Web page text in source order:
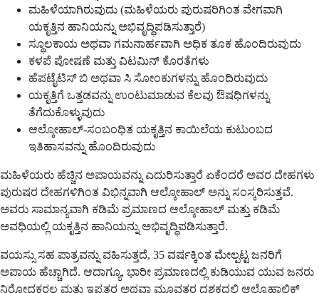
ಮಹಿಳೆಯಾಗಿರುವುದು (ಮಹಿಳೆಯರು ಪುರುಷರಿಗಿಂತ ವೇಗವಾಗಿ
ಯಕೃತ್ತಿನ ಹಾನಿಯನ್ನು ಅಭಿವೃದ್ಧಿಪಡಿಸುತ್ತಾರೆ)
ಸ್ಥೂಲಕಾಯ ಅಥವಾ ಗಮನಾರ್ಹವಾಗಿ ಅಧಿಕ ತೂಕ ಹೊಂದಿರುವುದು
ಕಳಪೆ ಪೋಷಣೆ ಮತ್ತು ವಿಟಮಿನ್ ಕೊರತೆಗಳು
ಹೆಪಟೈಟಿಸ್ ಬಿ ಅಥವಾ ಸಿ ಸೋಂಕುಗಳನ್ನು ಹೊಂದಿರುವುದು
ಯಕೃತ್ತಿಗೆ ಒತ್ತಡವನ್ನು ಉಂಟುಮಾಡುವ ಕೆಲವು ಔಷಧಿಗಳನ್ನು
ತೆಗೆದುಕೊಳ್ಳುವುದು
ಆಲ್ಕೋಹಾಲ್-ಸಂಬಂಧಿತ ಯಕೃತ್ತಿನ ಕಾಯಿಲೆಯ ಕುಟುಂಬದ
ಇತಿಹಾಸವನ್ನು ಹೊಂದಿರುವುದು
ಮಹಿಳೆಯರು ಹೆಚ್ಚಿನ ಅಪಾಯವನ್ನು ಎದುರಿಸುತ್ತಾರೆ ಏಕೆಂದರೆ ಅವರ ದೇಹಗಳು
ಪುರುಷರ ದೇಹಗಳಿಗಿಂತ ವಿಭಿನ್ನವಾಗಿ ಆಲ್ಕೋಹಾಲ್ ಅನ್ನು ಸಂಸ್ಕರಿಸುತ್ತವೆ.
ಅವರು ಸಾಮಾನ್ಯವಾಗಿ ಕಡಿಮೆ ಪ್ರಮಾಣದ ಆಲ್ಕೋಹಾಲ್ ಮತ್ತು ಕಡಿಮೆ
ಅವಧಿಯಲ್ಲಿ ಯಕೃತ್ತಿನ ಹಾನಿಯನ್ನು ಅಭಿವೃದ್ಧಿಪಡಿಸುತ್ತಾರೆ.
ವಯಸ್ಸು ಸಹ ಪಾತ್ರವನ್ನು ವಹಿಸುತ್ತದೆ, 35 ವರ್ಷಕ್ಕಿಂತ ಮೇಲ್ಪಟ್ಟ ಜನರಿಗೆ
ಅಪಾಯ ಹೆಚ್ಚಾಗಿದೆ. ಆದಾಗ್ಯೂ, ಭಾರೀ ಪ್ರಮಾಣದಲ್ಲಿ ಕುಡಿಯುವ ಯುವ ಜನರು
ನಿರೋಧಕರಲ್ಲ ಮತ್ತು ಇಪ್ಪತ್ತರ ಅಥವಾ ಮೂವತ್ತರ ದಶಕದಲ್ಲಿ ಆಲ್ಕೊಹಾಲಿಕ್